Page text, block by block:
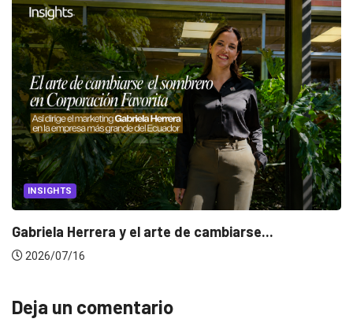
INSIGHTS
Gabriela Herrera y el arte de cambiarse...
2026/07/16
Deja un comentario